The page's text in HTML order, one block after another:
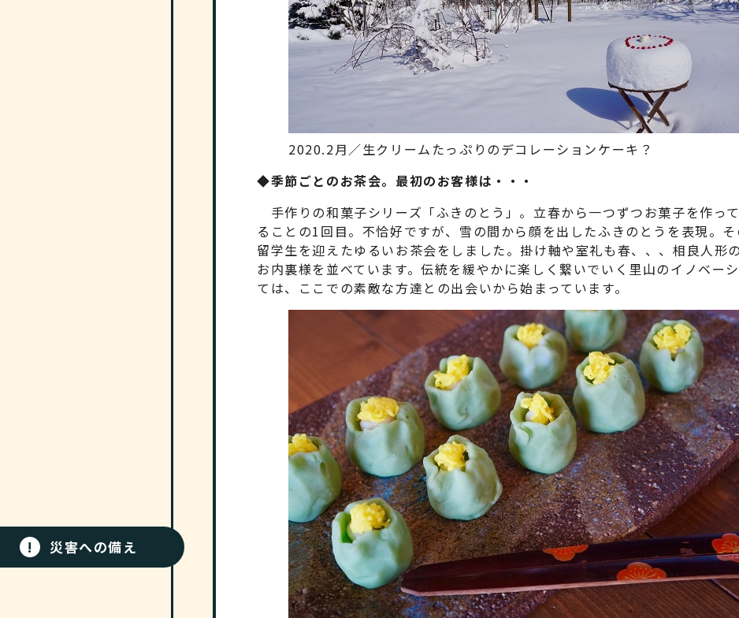
! 災害への備え
2020.2月／生クリームたっぷりのデコレーションケーキ？
◆季節ごとのお茶会。最初のお客様は・・・
手作りの和菓子シリーズ「ふきのとう」。立春から一つずつお菓子を作っ
ることの1回目。不恰好ですが、雪の間から顔を出したふきのとうを表現。そ
留学生を迎えたゆるいお茶会をしました。掛け軸や室礼も春、、、相良人形
お内裏様を並べています。伝統を緩やかに楽しく繋いでいく里山のイノベー
ては、ここでの素敵な方達との出会いから始まっています。